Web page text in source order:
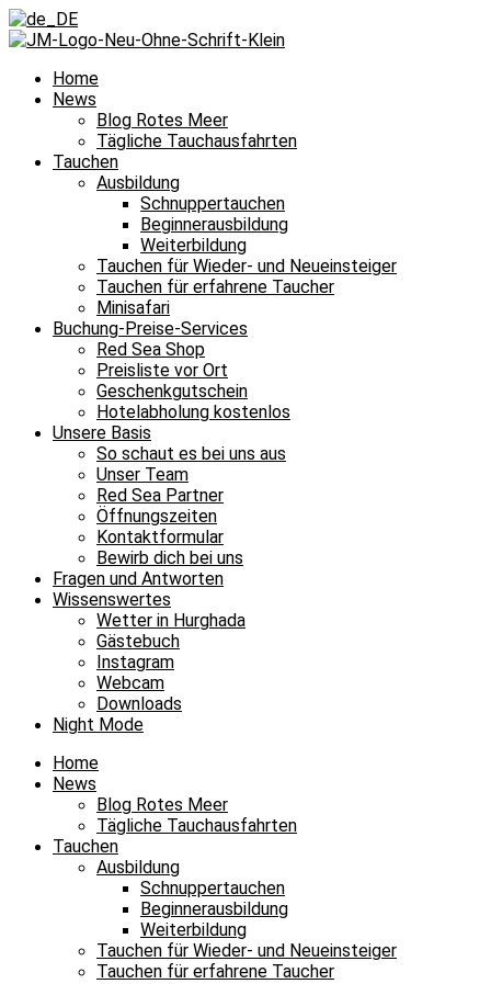
Home
News
Blog Rotes Meer
Tägliche Tauchausfahrten
Tauchen
Ausbildung
Schnuppertauchen
Beginnerausbildung
Weiterbildung
Tauchen für Wieder- und Neueinsteiger
Tauchen für erfahrene Taucher
Minisafari
Buchung-Preise-Services
Red Sea Shop
Preisliste vor Ort
Geschenkgutschein
Hotelabholung kostenlos
Unsere Basis
So schaut es bei uns aus
Unser Team
Red Sea Partner
Öffnungszeiten
Kontaktformular
Bewirb dich bei uns
Fragen und Antworten
Wissenswertes
Wetter in Hurghada
Gästebuch
Instagram
Webcam
Downloads
Night Mode
Home
News
Blog Rotes Meer
Tägliche Tauchausfahrten
Tauchen
Ausbildung
Schnuppertauchen
Beginnerausbildung
Weiterbildung
Tauchen für Wieder- und Neueinsteiger
Tauchen für erfahrene Taucher